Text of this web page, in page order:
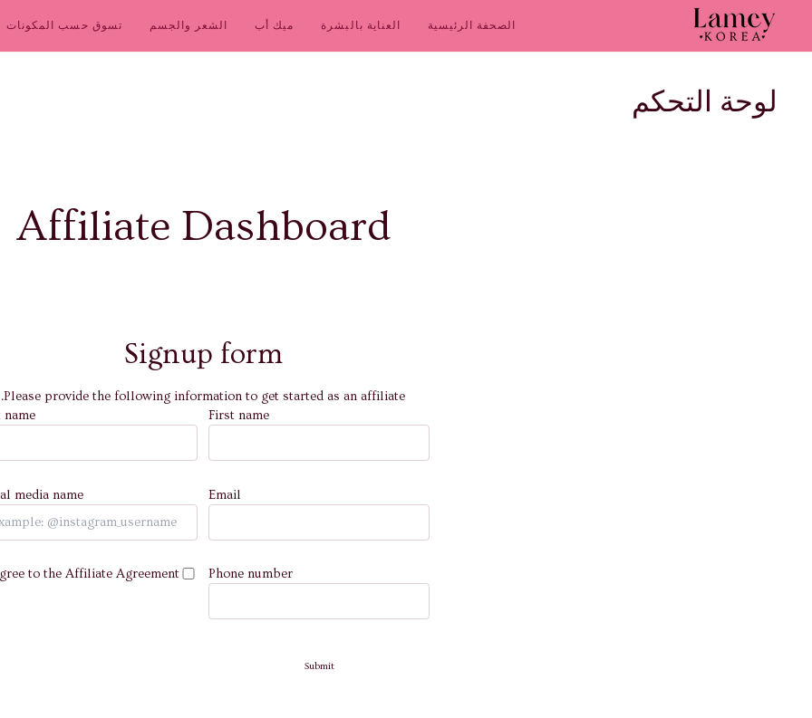
الصحفة الرئيسية العناية بالبشرة ميك أب الشعر والجسم تسوق حسب المكونات
لوحة التحكم
Affiliate Dashboard
Signup form
Please provide the following information to get started as an affiliate.
First name
name
Email
media name
Phone number
to the Affiliate Agreement
Submit